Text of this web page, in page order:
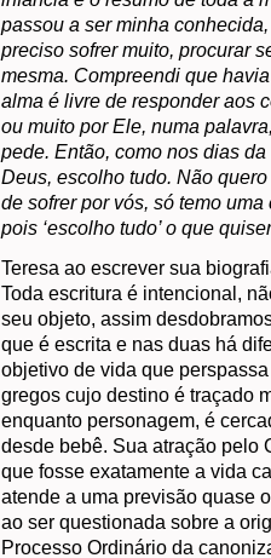
passou a ser minha
preciso sofrer muito, procurar
mesma. Compreendi que
alma é livre de responder aos
ou muito por Ele, numa
pede. Então, como nos dias
Deus, escolho tudo. Não
de sofrer por vós, só temo
pois ‘escolho tudo’ o que
Teresa ao escrever sua
Toda escritura é intencional,
seu objeto, assim
que é escrita e nas duas há
objetivo de vida que
gregos cujo destino é traçado
enquanto personagem, é
desde bebê. Sua atração pelo
que fosse exatamente a vida
atende a uma previsão quase
ao ser questionada sobre a
Processo Ordinário da